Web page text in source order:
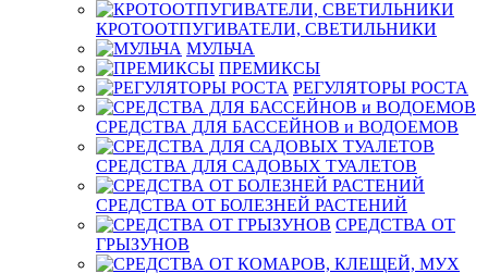
КРОТООТПУГИВАТЕЛИ, СВЕТИЛЬНИКИ
МУЛЬЧА
ПРЕМИКСЫ
РЕГУЛЯТОРЫ РОСТА
СРЕДСТВА ДЛЯ БАССЕЙНОВ и ВОДОЕМОВ
СРЕДСТВА ДЛЯ САДОВЫХ ТУАЛЕТОВ
СРЕДСТВА ОТ БОЛЕЗНЕЙ РАСТЕНИЙ
СРЕДСТВА ОТ
ГРЫЗУНОВ